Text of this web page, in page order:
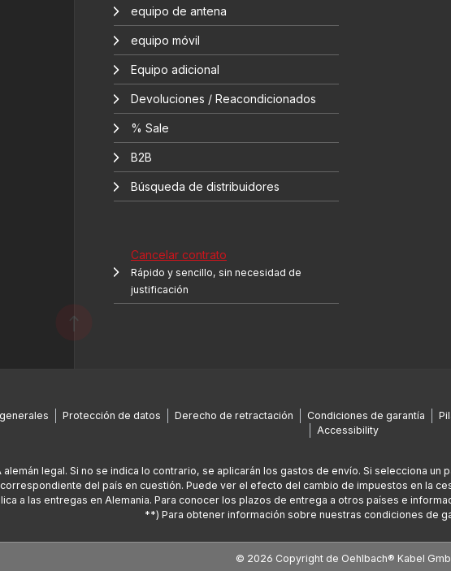
equipo de antena
equipo móvil
Equipo adicional
Devoluciones / Reacondicionados
% Sale
B2B
Búsqueda de distribuidores
Cancelar contrato
Rápido y sencillo, sin necesidad de
justificación
Protección de datos Derecho de retractación Condiciones de garantía
Accessibility
legal. Si no se indica lo contrario, se aplicarán los gastos de envío. Si selecciona
correspondiente del país en cuestión. Puede ver el efecto del cambio de impuestos en la
a las entregas en Alemania. Para conocer los plazos de entrega a otros países e
**) Para obtener información sobre nuestras condiciones de
© 2026 Copyright de Oehlbach® Kabel